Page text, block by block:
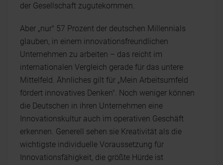
der Gesellschaft zugutekommen.
Aber „nur" 57 Prozent der deutschen Millennials
glauben, in einem innovationsfreundlichen
Unternehmen zu arbeiten – das reicht im
internationalen Vergleich gerade für das untere
Mittelfeld. Ähnliches gilt für „Mein Arbeitsumfeld
fördert innovatives Denken". Noch weniger können
die Deutschen in ihren Unternehmen eine
Innovationskultur auch im operativen Geschäft
erkennen. Generell sehen sie Kreativität als die
wichtigste individuelle Voraussetzung für
Innovationsfähigkeit, die größte Hürde ist